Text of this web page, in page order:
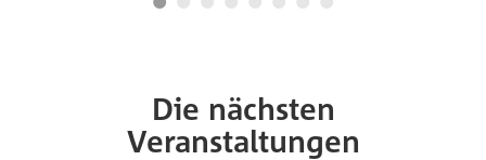
Die nächsten
Veranstaltungen